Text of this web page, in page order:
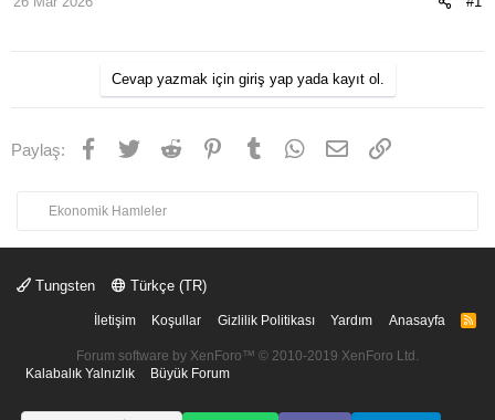
Cevap yazmak için giriş yap yada kayıt ol.
Paylaş: Facebook
TwitterReddit PinterestTumblr WhatsApp
E-postaLink
Ekonomik Hamleler
Tungsten Türkçe (TR)
İletişim Koşullar Gizlilik Politikası Yardım Anasayfa
R
Forum software by XenForo™ © 2010-2019 XenForo Ltd.
Kalabalık Yalnızlık
Büyük Forum